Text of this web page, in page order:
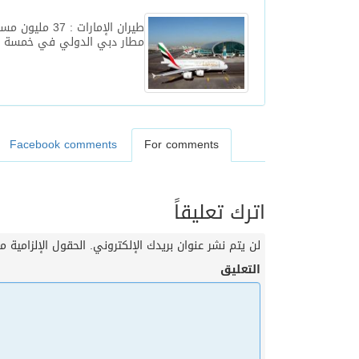
طيران الإمارات : 37
مطار دبي الدولي في
For comments
Facebook comments
اترك تعليقاً
لن يتم نشر عنوان بريدك الإلكتروني. الحقول الإلزامية
التعليق